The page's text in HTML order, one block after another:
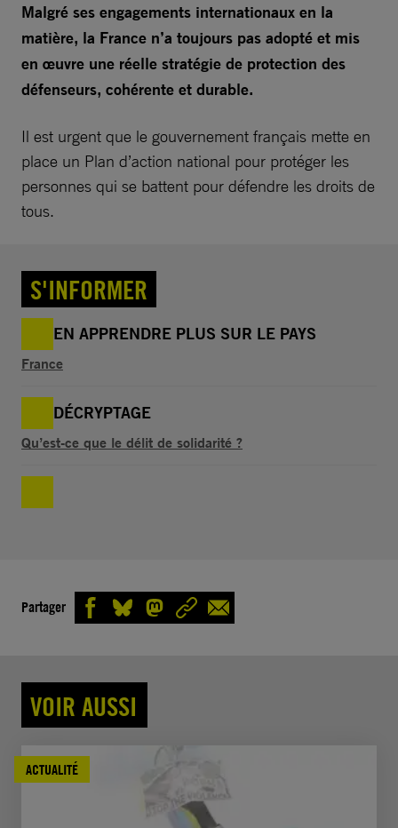
Malgré ses engagements internationaux en la
matière, la France n’a toujours pas adopté et mis
en œuvre une réelle stratégie de protection des
défenseurs, cohérente et durable.
Il est urgent que le gouvernement français mette en
place un Plan d’action national pour protéger les
personnes qui se battent pour défendre les droits de
tous.
S'INFORMER
EN APPRENDRE PLUS SUR LE PAYS
France
DÉCRYPTAGE
Qu’est-ce que le délit de solidarité ?
Partager
VOIR AUSSI
ACTUALITÉ